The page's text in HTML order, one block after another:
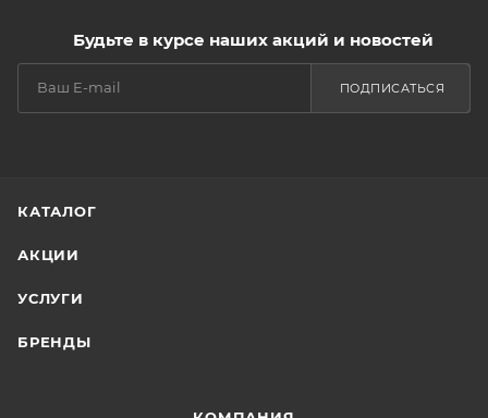
Будьте в курсе наших акций и новостей
ПОДПИСАТЬСЯ
КАТАЛОГ
АКЦИИ
УСЛУГИ
БРЕНДЫ